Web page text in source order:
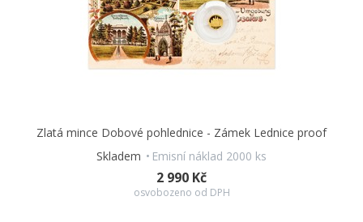
Zlatá mince Dobové pohlednice - Zámek Lednice proof
Skladem
Emisní náklad 2000 ks
2 990 Kč
osvobozeno od DPH